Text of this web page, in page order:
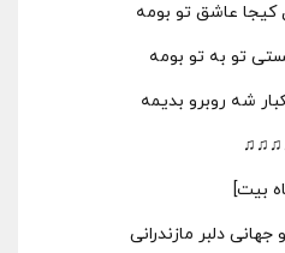
عاشق تو بومه
تو به تو بومه
شه روبرو بدیمه
بیت]
دلبر مازندرانی